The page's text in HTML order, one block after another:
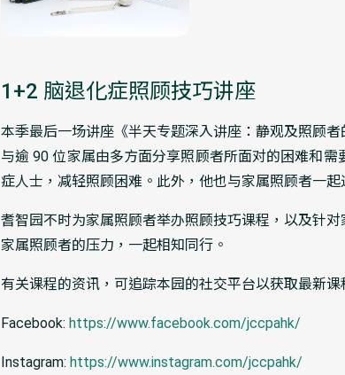
1+2 脑退化症照顾技巧讲座​​
本季最后一场讲座《半天专题深入讲座：静观及照顾
与逾 90 位家属由多方面分享照顾者所面对的困难和
症人士，减轻照顾困难。此外，他也与家属照顾者一起
耆智园不时为家属照顾者举办照顾技巧课程，以及针
家属照顾者的压力，一起相知同行。
有关课程的资讯，可追踪本园的社交平台以获取最新课
Facebook: https://www.facebook.com/jccpahk/
Instagram: https://www.instagram.com/jccpahk/